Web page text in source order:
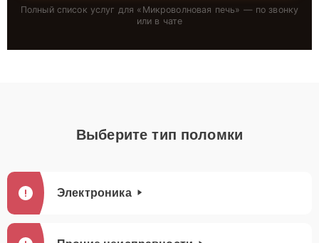
Полный список услуг для « Микроволновая печь» — по звонку
или в чате
Выберите тип поломки
Электроника